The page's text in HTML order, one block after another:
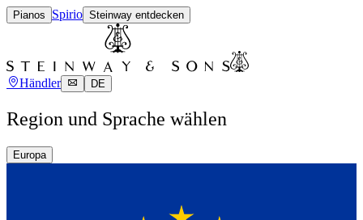
Pianos Spirio Steinway entdecken
Händler DE
Region und Sprache wählen
Europa